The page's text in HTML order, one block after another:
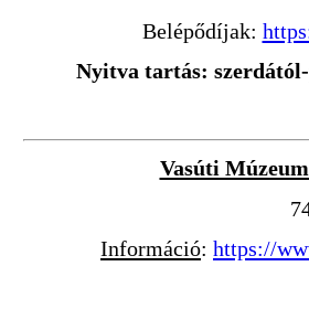
Belépődíjak:
Nyitva tartás:
Vasúti
Információ: https://